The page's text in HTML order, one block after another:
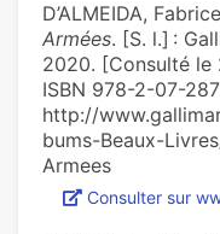
D’ALMEIDA,
Armées. [S. l.] :
2020. [Consulté
ISBN 978-2-07-
http://
bums-Beaux-
Armees
Consulter sur